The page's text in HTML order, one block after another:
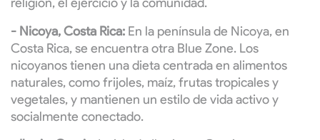
- Nicoya, Costa Rica: En la península de Nicoya, en
Costa Rica, se encuentra otra Blue Zone. Los
nicoyanos tienen una dieta centrada en alimentos
naturales, como frijoles, maíz, frutas tropicales y
vegetales, y mantienen un estilo de vida activo y
socialmente conectado.